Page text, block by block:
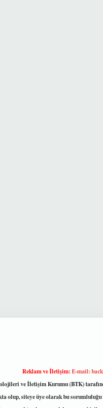
Reklam ve İletişim:E-mail:
ve İletişim Kurumu (BTK)
siteye üye olarak bu